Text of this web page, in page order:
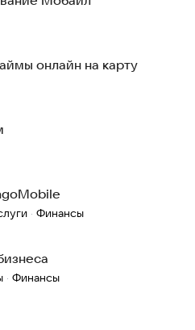
онлайн на карту
· Финансы
· Финансы